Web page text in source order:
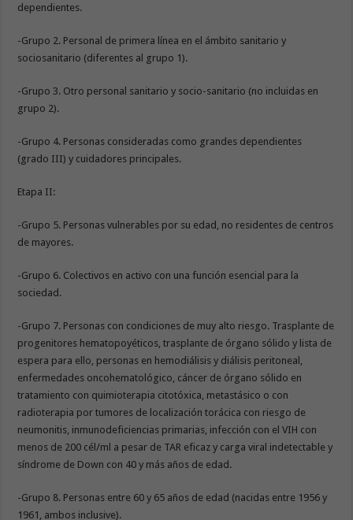
dependientes.
-Grupo 2. Personal de primera línea en el ámbito sanitario y
sociosanitario (diferentes al grupo 1).
-Grupo 3. Otro personal sanitario y socio-sanitario (no incluidas en
grupo 2).
-Grupo 4. Personas consideradas como grandes dependientes
(grado III) y cuidadores principales.
Etapa II:
-Grupo 5. Personas vulnerables por su edad, no residentes de centros
de mayores.
-Grupo 6. Colectivos en activo con una función esencial para la
sociedad.
-Grupo 7. Personas con condiciones de muy alto riesgo. Trasplante de
progenitores hematopoyéticos, trasplante de órgano sólido y lista de
espera para ello, personas en hemodiálisis y diálisis peritoneal,
enfermedades oncohematológico, cáncer de órgano sólido en
tratamiento con quimioterapia citotóxica, metastásico o con
radioterapia por tumores de localización torácica con riesgo de
neumonitis, inmunodeficiencias primarias, infección con el VIH con
menos de 200 cél/ml a pesar de TAR eficaz y carga viral indetectable y
síndrome de Down con 40 y más años de edad.
-Grupo 8. Personas entre 60 y 65 años de edad (nacidas entre 1956 y
1961, ambos inclusive).